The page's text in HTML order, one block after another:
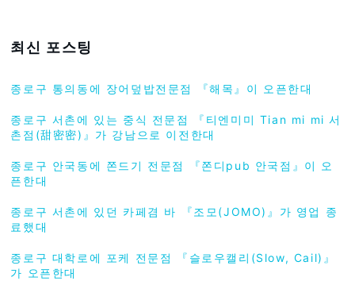
최신 포스팅
종로구 통의동에 장어덮밥전문점 『해목』이 오픈한대
종로구 서촌에 있는 중식 전문점 『티엔미미 Tian mi mi 서
촌점(甜密密)』가 강남으로 이전한대
종로구 안국동에 쫀드기 전문점 『쫀디pub 안국점』이 오
픈한대
종로구 서촌에 있던 카페겸 바 『조모(JOMO)』가 영업 종
료했대
종로구 대학로에 포케 전문점 『슬로우캘리(Slow, Cail)』
가 오픈한대